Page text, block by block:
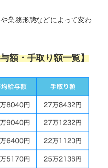
業務形態などによって変わ
額・手取り額一覧】